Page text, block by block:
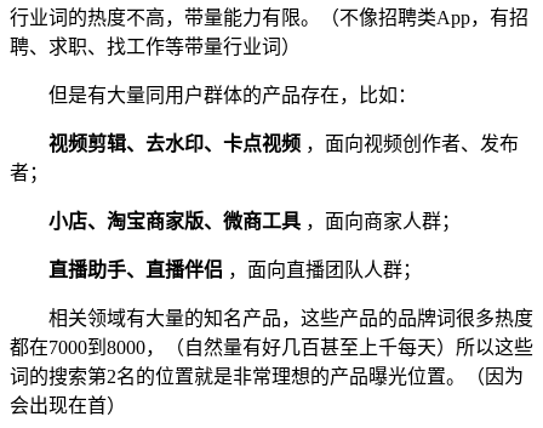
行业词的热度不高，带量能力有限。（不像招聘类App，有招
聘、求职、找工作等带量行业词）
但是有大量同用户群体的产品存在，比如：
视频剪辑、去水印、卡点视频 ，面向视频创作者、发布
者；
小店、淘宝商家版、微商工具 ，面向商家人群；
直播助手、直播伴侣 ，面向直播团队人群；
相关领域有大量的知名产品，这些产品的品牌词很多热度
都在7000到8000，（自然量有好几百甚至上千每天）所以这些
词的搜索第2名的位置就是非常理想的产品曝光位置。（因为
会出现在首）